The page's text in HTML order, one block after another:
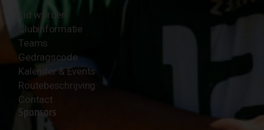
Lid worden
Clubinformatie
Teams
Gedragscode
Kalender & Events
Routebeschrijving
Contact
Sponsors